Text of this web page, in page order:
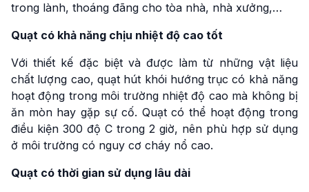
trong lành, thoáng đãng cho tòa nhà, nhà xưởng,…
Quạt có khả năng chịu nhiệt độ cao tốt
Với thiết kế đặc biệt và được làm từ những vật liệu
chất lượng cao, quạt hút khói hướng trục có khả năng
hoạt động trong môi trường nhiệt độ cao mà không bị
ăn mòn hay gặp sự cố. Quạt có thể hoạt động trong
điều kiện 300 độ C trong 2 giờ, nên phù hợp sử dụng
ở môi trường có nguy cơ cháy nổ cao.
Quạt có thời gian sử dụng lâu dài